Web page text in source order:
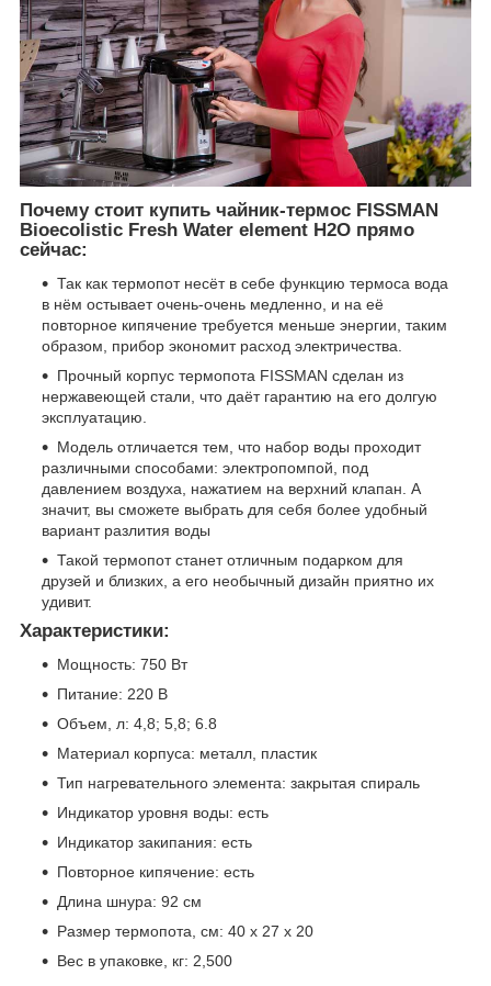
Почему стоит купить чайник-термос FISSMAN
Bioecolistic Fresh Water element H2O прямо
сейчас:
Так как термопот несёт в себе функцию термоса вода
в нём остывает очень-очень медленно, и на её
повторное кипячение требуется меньше энергии, таким
образом, прибор экономит расход электричества.
Прочный корпус термопота FISSMAN сделан из
нержавеющей стали, что даёт гарантию на его долгую
эксплуатацию.
Модель отличается тем, что набор воды проходит
различными способами: электропомпой, под
давлением воздуха, нажатием на верхний клапан. А
значит, вы сможете выбрать для себя более удобный
вариант разлития воды
Такой термопот станет отличным подарком для
друзей и близких, а его необычный дизайн приятно их
удивит.
Характеристики:
Мощность: 750 Вт
Питание: 220 В
Объем, л: 4,8; 5,8; 6.8
Материал корпуса: металл, пластик
Тип нагревательного элемента: закрытая спираль
Индикатор уровня воды: есть
Индикатор закипания: есть
Повторное кипячение: есть
Длина шнура: 92 см
Размер термопота, см: 40 х 27 х 20
Вес в упаковке, кг: 2,500